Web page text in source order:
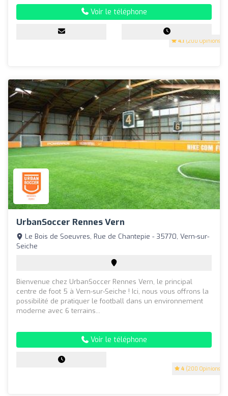
4.1 (200 Opinions)
Voir le téléphone
UrbanSoccer Rennes Vern
4 (200 Opinions)
Le Bois de Soeuvres, Rue de Chantepie - 35770, Vern-sur-
Seiche
Bienvenue chez UrbanSoccer Rennes Vern, le principal
centre de foot 5 à Vern-sur-Seiche ! Ici, nous vous offrons la
possibilité de pratiquer le football dans un environnement
moderne avec 6 terrains...
Voir le téléphone